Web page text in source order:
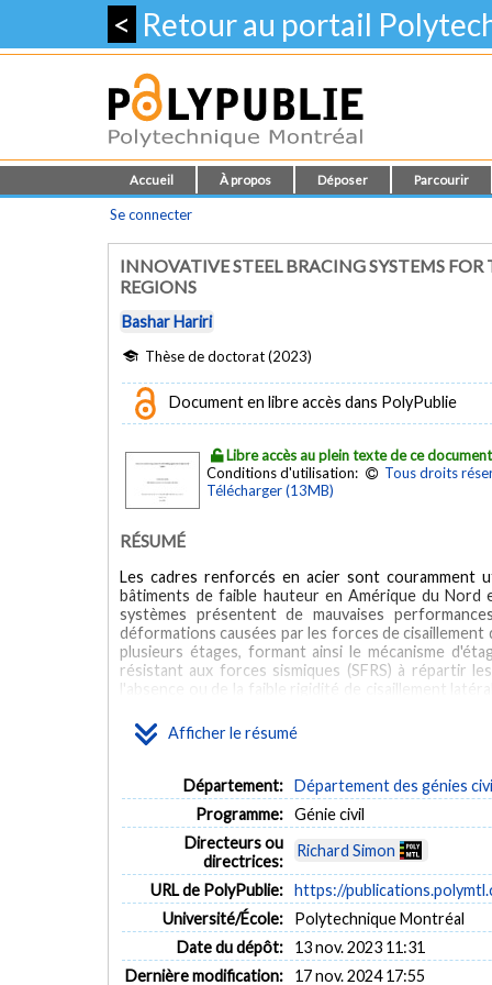
< Retour au portail
Accueil À propos Déposer Parcourir
Se connecter
INNOVATIVE STEEL BRACING SYSTEMS
REGIONS
Bashar Hariri
Thèse de doctorat (2023)
Document en libre accès dans PolyPublie
Libre accès au plein texte de ce document
Conditions d'utilisation:
Tous droits
Télécharger (13MB)
Afficher le résumé
RÉSUMÉ
Les cadres renforcés en acier sont couramment
bâtiments de faible hauteur en Amérique du
systèmes présentent de mauvaises
déformations causées par les forces de
plusieurs étages, formant ainsi le mécanisme
résistant aux forces sismiques (SFRS) à répartir
l'absence ou de la faible rigidité de cisaillement
produit pendant le cycle de chargement, où la
du SFRS à dissiper l'énergie sismique, entraînant
au P-delta compromet le mécanisme de retour à
codes de conception internationaux en Amérique
résistance à la flexion des étages pour
coefficient de stabilité. Compte tenu de son
la stabilité, telles que la limitation de la hauteur
l'évitement des cadres à frottement (FBF) en
autorisant uniquement les FBF en tant que
ABSTRACT
Steel-braced frames are commonly-used seismic
Département: Département des génies
Programme: Génie civil
Directeurs ou
directrices:
Richard Simon
URL de PolyPublie: https://
Université/École:
Polytechnique Montréal
Date du dépôt:
13 nov. 2023 11:31
Dernière modification:
17 nov. 2024 17:55